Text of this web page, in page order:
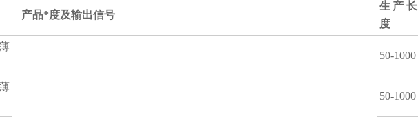
产品*度及输出信号
生产长
度
50-1000
50-1000